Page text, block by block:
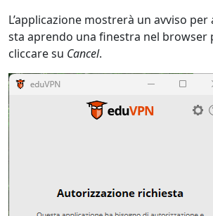
L’applicazione mostrerà un avviso
sta aprendo una finestra nel browser
cliccare su Cancel.